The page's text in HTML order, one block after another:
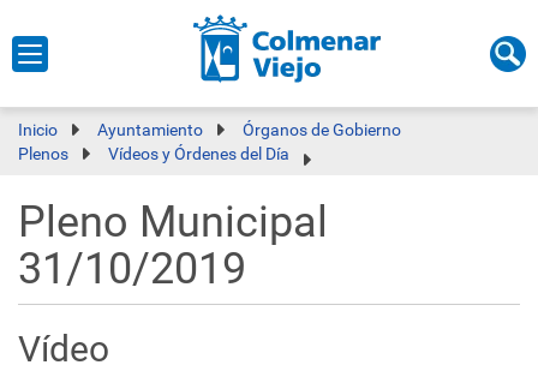
Inicio Ayuntamiento
Órganos de Gobierno
Plenos
Vídeos y Órdenes del Día
Pleno Municipal
31/10/2019
Vídeo